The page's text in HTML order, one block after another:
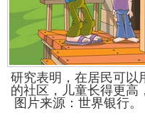
研究表明，在居民可以
的社区，儿童长得更高
图片来源：世界银行。